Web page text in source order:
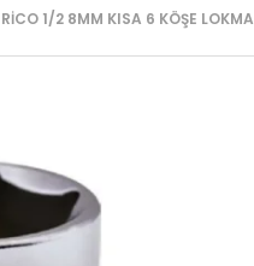
RICO 1/2 8MM KISA 6 KÖŞE LOKMA